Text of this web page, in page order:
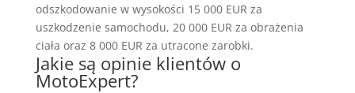
odszkodowanie w wysokości 15 000 EUR za
uszkodzenie samochodu, 20 000 EUR za obrażenia
ciała oraz 8 000 EUR za utracone zarobki.
Jakie są opinie klientów o
MotoExpert?